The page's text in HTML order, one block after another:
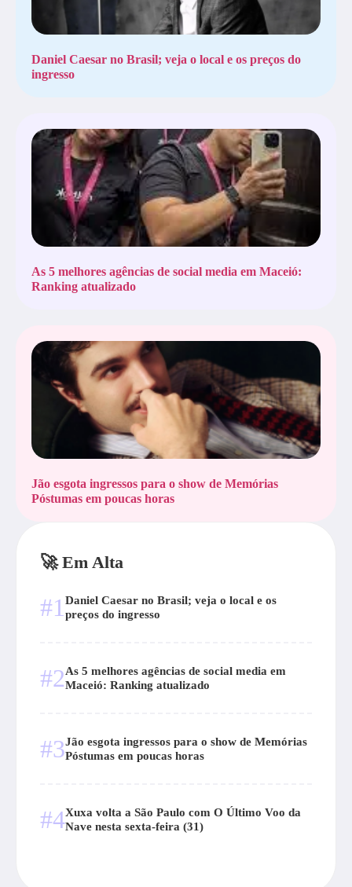
Daniel Caesar no Brasil; veja o local e os preços do
ingresso
As 5 melhores agências de social media em Maceió:
Ranking atualizado
Jão esgota ingressos para o show de Memórias
Póstumas em poucas horas
🚀 Em Alta
#1 Daniel Caesar no Brasil; veja o local e os
preços do ingresso
#2As 5 melhores agências de social media em
Maceió: Ranking atualizado
#3Jão esgota ingressos para o show de Memórias
Póstumas em poucas horas
#4Xuxa volta a São Paulo com O Último Voo da
Nave nesta sexta-feira (31)